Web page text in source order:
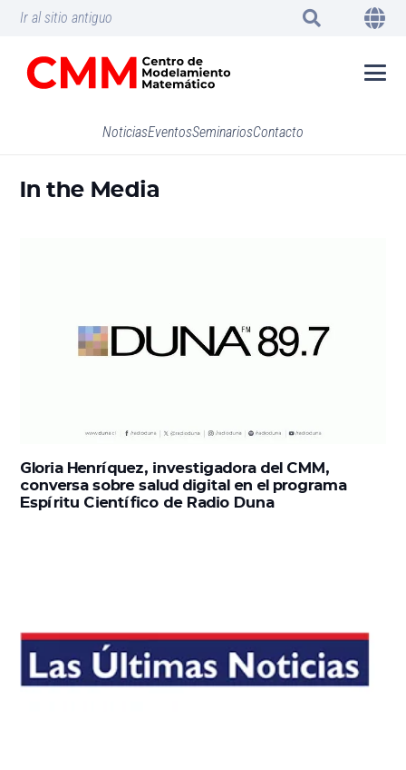
Ir al sitio antiguo
NoticiasEventosSeminariosContacto
In the Media
Gloria Henríquez, investigadora del CMM,
conversa sobre salud digital en el programa
Espíritu Científico de Radio Duna